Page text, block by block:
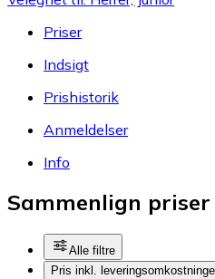
Priser
Indsigt
Prishistorik
Anmeldelser
Info
Sammenlign
Alle filtre
Pris inkl.